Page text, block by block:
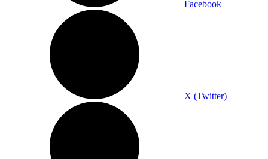
Facebook
X (Twitter)